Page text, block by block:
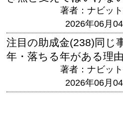
著者：ナビッ
2026年06月
注目の助成金(238)同じ
年・落ちる年がある理由
著者：ナビッ
2026年06月